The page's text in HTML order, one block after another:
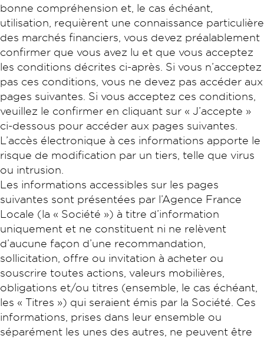
bonne compréhension et, le cas échéant,
utilisation, requièrent une connaissance particulière
des marchés financiers, vous devez préalablement
confirmer que vous avez lu et que vous acceptez
les conditions décrites ci-après. Si vous n’acceptez
pas ces conditions, vous ne devez pas accéder aux
pages suivantes. Si vous acceptez ces conditions,
veuillez le confirmer en cliquant sur « J’accepte »
ci-dessous pour accéder aux pages suivantes.
L’accès électronique à ces informations apporte le
risque de modification par un tiers, telle que virus
ou intrusion.
Les informations accessibles sur les pages
suivantes sont présentées par l’Agence France
Locale (la « Société ») à titre d’information
uniquement et ne constituent ni ne relèvent
d’aucune façon d’une recommandation,
sollicitation, offre ou invitation à acheter ou
souscrire toutes actions, valeurs mobilières,
obligations et/ou titres (ensemble, le cas échéant,
les « Titres ») qui seraient émis par la Société. Ces
informations, prises dans leur ensemble ou
séparément les unes des autres, ne peuvent être